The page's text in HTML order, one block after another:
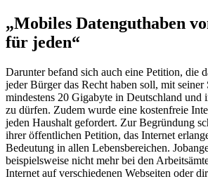
„Mobiles Datenguthaben
für jeden“
Darunter befand sich auch eine Petition, die
jeder Bürger das Recht haben soll, mit
mindestens 20 Gigabyte in Deutschland und
zu dürfen. Zudem wurde eine kostenfreie
jeden Haushalt gefordert. Zur Begründung
ihrer öffentlichen Petition, das Internet
Bedeutung in allen Lebensbereichen.
beispielsweise nicht mehr bei den
Internet auf verschiedenen Webseiten oder